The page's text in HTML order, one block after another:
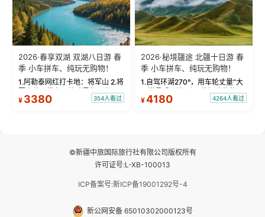
2026·春享双湖 双湖八日游 春
季 小车拼车、纯玩无购物！
1.阿勒泰网红打卡地：将军山 2.将
军山落日缆车，体验雪都风光 3.
将军山，夕阳派对，蹦迪party 4.
¥ 3380 354人看过
2026·秘境疆途 北疆十日游 春
季 小车拼车、纯玩无购物！
1.自驾环湖270°，用车轮丈量“大
西洋最后一滴眼泪”的极致蔚蓝，
让雪山、花海与深邃湖水在转弯
¥4180 4264人看过
©新疆中旅国际旅行社有限公司版权所有
许可证号:L-XB-100013
ICP备案号:新ICP备19001292号-4
新公网安备 65010302000123号